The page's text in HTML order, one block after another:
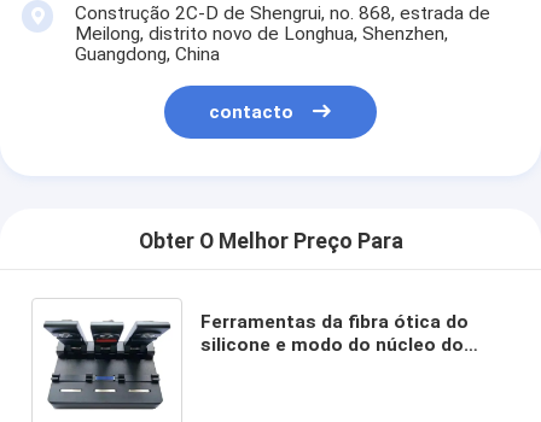
Construção 2C-D de Shengrui, no. 868, estrada de
Meilong, distrito novo de Longhua, Shenzhen,
Guangdong, China
contacto
Obter O Melhor Preço Para
Ferramentas da fibra ótica do
silicone e modo do núcleo do